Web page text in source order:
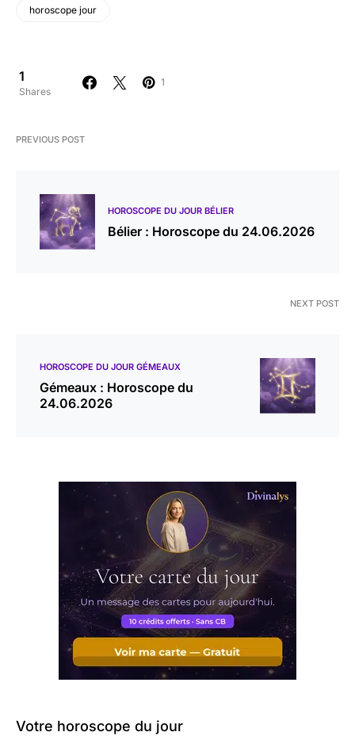
horoscope jour
1
Shares
1
PREVIOUS POST
HOROSCOPE DU JOUR BÉLIER
Bélier : Horoscope du 24.06.2026
NEXT POST
HOROSCOPE DU JOUR GÉMEAUX
Gémeaux : Horoscope du
24.06.2026
Votre horoscope du jour